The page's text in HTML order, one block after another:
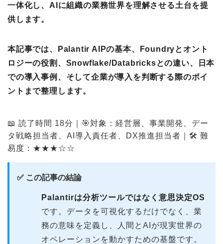
一体化し、AIに組織の業務世界を理解させる土台を提
供します。
本記事では、Palantir AIPの基本、Foundryとオント
ロジーの役割、Snowflake/Databricksとの違い、日本
での導入事例、そして企業が導入を判断する際のポイ
ントまで整理します。
📖 読了時間 18分｜🎯対象：経営層、事業開発、デー
タ戦略担当者、AI導入責任者、DX推進担当者｜🛠 難
易度：★★★☆☆
✅ この記事の結論
Palantirは分析ツールではなく意思決定OS
です。データを可視化するだけでなく、業
務の意味を定義し、人間とAIが現実世界の
オペレーションを動かすための基盤です。